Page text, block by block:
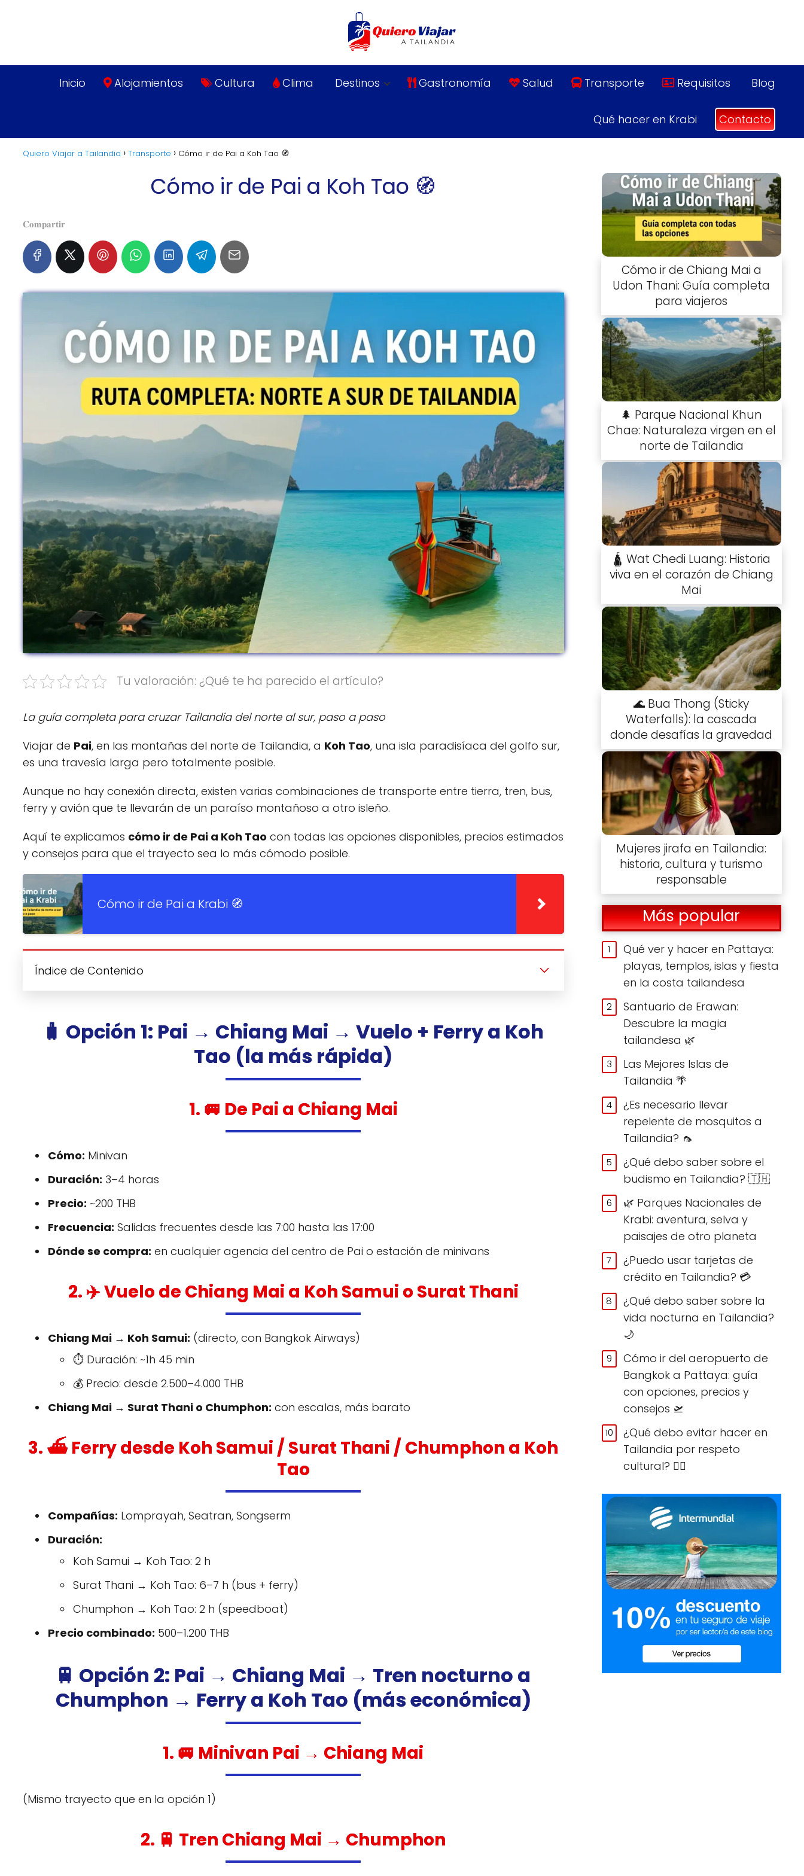
Inicio Alojamientos Cultura Clima Destinos Gastronomía Salud Transporte Requisitos Blog
Qué hacer en Krabi Contacto
Quiero Viajar a Tailandia Transporte Cómo ir de Pai a Koh Tao 🧭
Cómo ir de Pai a Koh Tao 🧭
𝐂𝐨𝐦𝐩𝐚𝐫𝐭𝐢𝐫
Tu valoración: ¿Qué te ha parecido el artículo?
La guía completa para cruzar Tailandia del norte al sur, paso a paso
Viajar de Pai, en las montañas del norte de Tailandia, a Koh Tao, una isla paradisíaca del golfo sur,
es una travesía larga pero totalmente posible.
Aunque no hay conexión directa, existen varias combinaciones de transporte entre tierra, tren, bus,
ferry y avión que te llevarán de un paraíso montañoso a otro isleño.
Aquí te explicamos cómo ir de Pai a Koh Tao con todas las opciones disponibles, precios estimados
y consejos para que el trayecto sea lo más cómodo posible.
Cómo ir de Pai a Krabi 🧭
Índice de Contenido
🧳 Opción 1: Pai → Chiang Mai → Vuelo + Ferry a Koh
Tao (la más rápida)
1. 🚐 De Pai a Chiang Mai
Cómo: Minivan
Duración: 3–4 horas
Precio: ~200 THB
Frecuencia: Salidas frecuentes desde las 7:00 hasta las 17:00
Dónde se compra: en cualquier agencia del centro de Pai o estación de minivans
2. ✈️ Vuelo de Chiang Mai a Koh Samui o Surat Thani
Chiang Mai → Koh Samui: (directo, con Bangkok Airways)
⏱️ Duración: ~1h 45 min
💰 Precio: desde 2.500–4.000 THB
Chiang Mai → Surat Thani o Chumphon: con escalas, más barato
3. ⛴️ Ferry desde Koh Samui / Surat Thani / Chumphon a Koh
Tao
Compañías: Lomprayah, Seatran, Songserm
Duración:
Koh Samui → Koh Tao: 2 h
Surat Thani → Koh Tao: 6–7 h (bus + ferry)
Chumphon → Koh Tao: 2 h (speedboat)
Precio combinado: 500–1.200 THB
🚆 Opción 2: Pai → Chiang Mai → Tren nocturno a
Chumphon → Ferry a Koh Tao (más económica)
1. 🚐 Minivan Pai → Chiang Mai
(Mismo trayecto que en la opción 1)
2. 🚆 Tren Chiang Mai → Chumphon
Cómo ir de Chiang Mai a
Udon Thani: Guía completa
para viajeros
🌲 Parque Nacional Khun
Chae: Naturaleza virgen en el
norte de Tailandia
🛕 Wat Chedi Luang: Historia
viva en el corazón de Chiang
Mai
🌊 Bua Thong (Sticky
Waterfalls): la cascada
donde desafías la gravedad
Mujeres jirafa en Tailandia:
historia, cultura y turismo
responsable
Más popular
Qué ver y hacer en Pattaya:
playas, templos, islas y fiesta
en la costa tailandesa
Santuario de Erawan:
Descubre la magia
tailandesa 🌿
Las Mejores Islas de
Tailandia 🌴
¿Es necesario llevar
repelente de mosquitos a
Tailandia? 🦟
¿Qué debo saber sobre el
budismo en Tailandia? 🇹🇭
🌿 Parques Nacionales de
Krabi: aventura, selva y
paisajes de otro planeta
¿Puedo usar tarjetas de
crédito en Tailandia? 💳
¿Qué debo saber sobre la
vida nocturna en Tailandia?
🌙
Cómo ir del aeropuerto de
Bangkok a Pattaya: guía
con opciones, precios y
consejos 🛫
¿Qué debo evitar hacer en
Tailandia por respeto
cultural? 🙅‍♀️